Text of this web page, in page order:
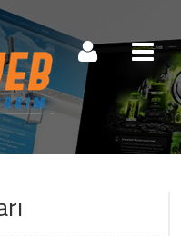
Şifremi Unuttum!